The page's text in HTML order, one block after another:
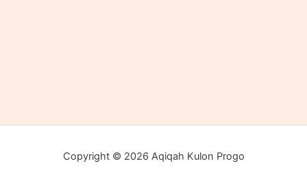
Copyright © 2026 Aqiqah Kulon Progo